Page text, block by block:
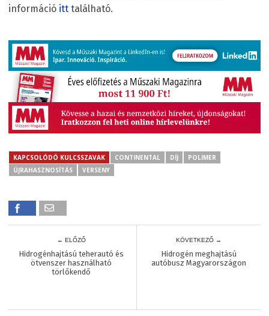
információ itt található.
KAPCSOLÓDÓ KULCSSZAVAK CONTINENTAL DÍJ
POLIMER
ÚJRAHASZNOSÍTÁS
VERSENY
← ELŐZŐ
Hidrogénhajtású teherautó és
ötvenszer használható
törlőkendő
KÖVETKEZŐ →
Hidrogén meghajtású
autóbusz Magyarországon